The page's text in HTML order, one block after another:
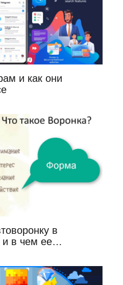
и как они
в
и в чем ее…